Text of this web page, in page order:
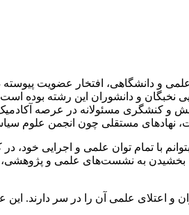
و دانشگاهی، افتخار عضویت
نخبگان و دانشوران این رشته بوده
کنشگری مسئولانه در عرصه
نهادهای مستقلی چون انجمن علوم
با تمام توان علمی و اجرایی خود،
به نشست‌های علمی و پژوهشی، و
و اعتلای علمی آن را در سر دارند.